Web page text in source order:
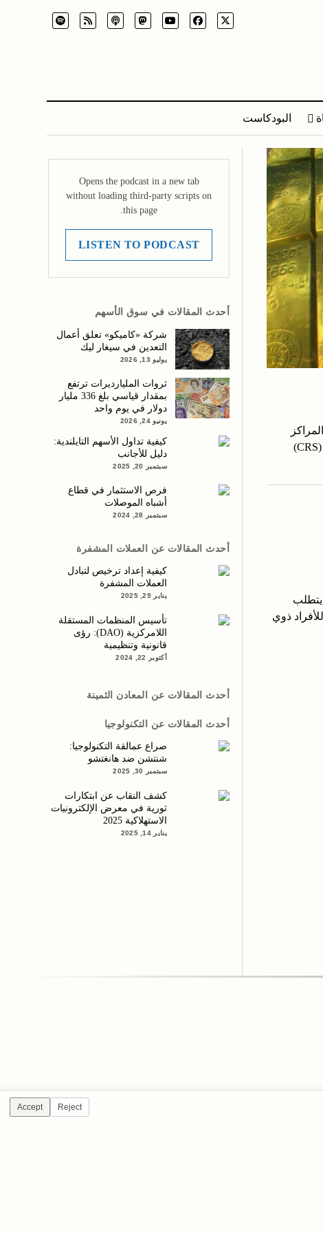
البودكاست
في المراكز
الرئيسية مثل سويسرا وسنغافورة، والمزالق المتعلقة بنظام الإبلاغ المشترك (CRS)
يتطلب
ذوي
Opens the podcast in a new tab
without loading third-party scripts on
this page.
LISTEN TO PODCAST
أحدث المقالات في سوق الأسهم
شركة «كاميكو» تعلق أعمال
التعدين في سيغار ليك
يوليو 13, 2026
ثروات المليارديرات ترتفع
بمقدار قياسي بلغ 336 مليار
دولار في يوم واحد
يونيو 24, 2026
كيفية تداول الأسهم التايلندية:
دليل للأجانب
سبتمبر 20, 2025
فرص الاستثمار في قطاع
أشباه الموصلات
سبتمبر 28, 2024
أحدث المقالات عن العملات المشفرة
كيفية إعداد ترخيص لتبادل
العملات المشفرة
يناير 29, 2025
تأسيس المنظمات المستقلة
اللامركزية (DAO): رؤى
قانونية وتنظيمية
أكتوبر 22, 2024
أحدث المقالات عن المعادن الثمينة
أحدث المقالات عن التكنولوجيا
صراع عمالقة التكنولوجيا:
شنتشن ضد هانغتشو
سبتمبر 30, 2025
كشف النقاب عن ابتكارات
ثورية في معرض الإلكترونيات
الاستهلاكية 2025
يناير 14, 2025
Reject
Accept